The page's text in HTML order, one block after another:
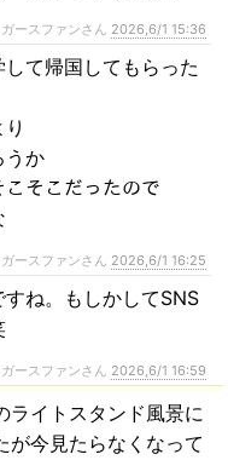
ースファンさん 2026,6/1 15:36
て帰国してもらった
うか
こそこだったので
ースファンさん 2026,6/1 16:25
ね。もしかしてSNS
ースファンさん 2026,6/1 16:59
ライトスタンド風景に
が今見たらなくなって